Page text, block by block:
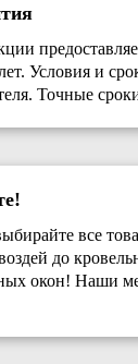
Условия и
Точные
все
до
окон! Наши